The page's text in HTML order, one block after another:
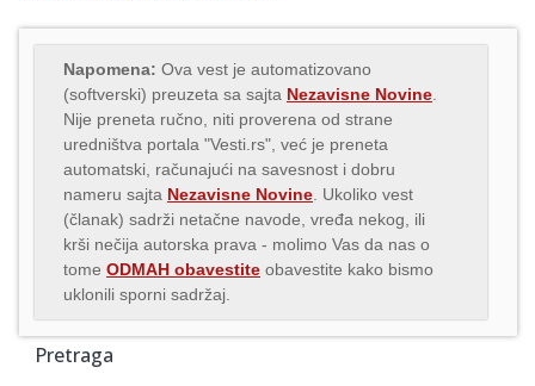
Napomena: Ova vest je automatizovano
(softverski) preuzeta sa sajta Nezavisne Novine
Nije preneta ručno, niti proverena od strane
uredništva portala "Vesti.rs", već je preneta
automatski, računajući na savesnost i dobru
nameru sajta Nezavisne Novine . Ukoliko vest
(članak) sadrži netačne navode, vređa nekog, ili
krši nečija autorska prava - molimo Vas da nas o
tome ODMAH obavestite obavestite kako bismo
uklonili sporni sadržaj.
Pretraga